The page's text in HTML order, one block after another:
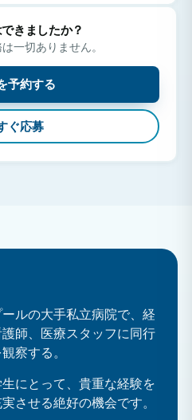
のように治療されているか、
がどのように共存している
向上させましょう
シップやオブザーバーシッ
経験を加え、適応力や異文
フォートやクトゥブ・ミナ
プールの宮殿や砦、さらには
くあります。豊かな文化、
彩られたインドは、忘れられ
でしょう。
は、回復力、異文化理解力、
きましたか？
一切ありません。
予約する
ぐ応募
ルの大手私立病院で、経
師、医療スタッフに同行
察する。
にとって、貴重な経験を
させる絶好の機会です。